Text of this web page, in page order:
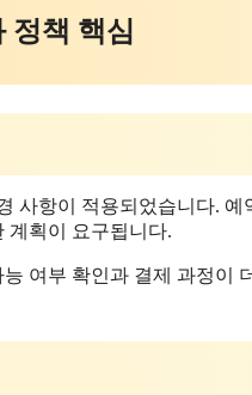
정책 핵심
사항이 적용되었습니다.
계획이 요구됩니다.
여부 확인과 결제 과정이